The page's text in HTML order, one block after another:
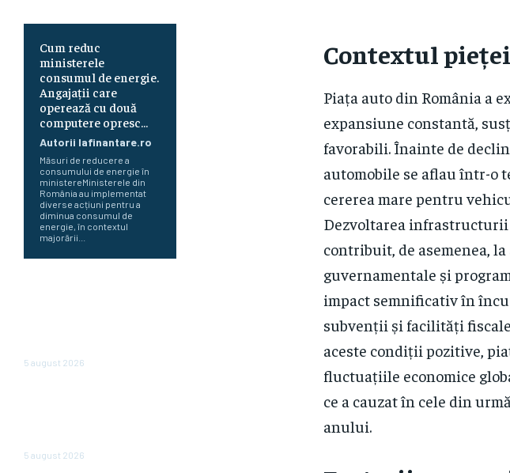
Cum reduc
ministerele
consumul de energie.
Angajații care
operează cu două
computere opresc…
Autorii Iafinantare.ro
Măsuri de reducere a
consumului de energie în
ministereMinisterele din
România au implementat
diverse acțiuni pentru a
diminua consumul de
energie, în contextul
majorării...
5 august 2026
5 august 2026
Contextul
Piața auto din România a
expansiune constantă,
favorabili. Înainte de
automobile se aflau într-o
cererea mare pentru
Dezvoltarea infrastructurii
contribuit, de asemenea,
guvernamentale și
impact semnificativ în
subvenții și facilități
aceste condiții pozitive,
fluctuațiile economice
ce a cauzat în cele din
anului.